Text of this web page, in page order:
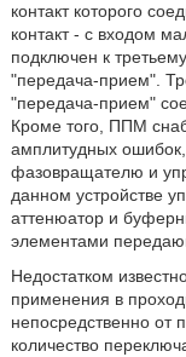
контакт которого
контакт - с входом
подключен к
"передача-прием".
"передача-прием"
Кроме того, ППМ
амплитудных
фазовращателю и
данном устройстве
аттенюатор и
элементами
Недостатком
применения в
непосредственно от
количество